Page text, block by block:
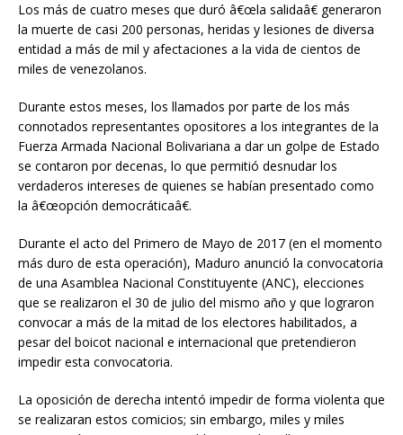
Los más de cuatro meses que duró â€œla salidaâ€ generaron
la muerte de casi 200 personas, heridas y lesiones de diversa
entidad a más de mil y afectaciones a la vida de cientos de
miles de venezolanos.
Durante estos meses, los llamados por parte de los más
connotados representantes opositores a los integrantes de la
Fuerza Armada Nacional Bolivariana a dar un golpe de Estado
se contaron por decenas, lo que permitió desnudar los
verdaderos intereses de quienes se habían presentado como
la â€œopción democráticaâ€.
Durante el acto del Primero de Mayo de 2017 (en el momento
más duro de esta operación), Maduro anunció la convocatoria
de una Asamblea Nacional Constituyente (ANC), elecciones
que se realizaron el 30 de julio del mismo año y que lograron
convocar a más de la mitad de los electores habilitados, a
pesar del boicot nacional e internacional que pretendieron
impedir esta convocatoria.
La oposición de derecha intentó impedir de forma violenta que
se realizaran estos comicios; sin embargo, miles y miles